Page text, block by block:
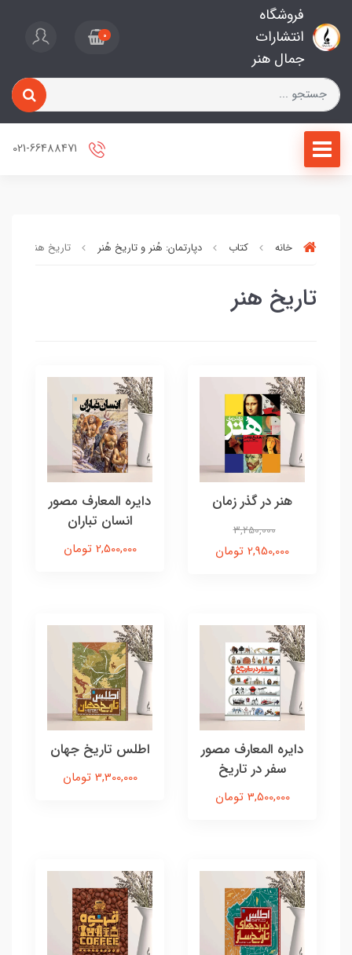
فروشگاه
انتشارات
جمال هنر
0
خانه کتاب دپارتمان: هُنر و تاریخ هُنر تاریخ هنر
تاریخ هنر
هنر در گذر زمان
3,250,000
2,950,000 تومان
دایره المعارف مصور
انسان تباران
2,500,000 تومان
دایره المعارف مصور
سفر در تاریخ
3,500,000 تومان
اطلس تاریخ جهان
3,300,000 تومان